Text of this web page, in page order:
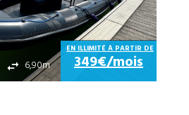
6,90m
EN ILLIMITÉ À PARTIR DE
349€/mois